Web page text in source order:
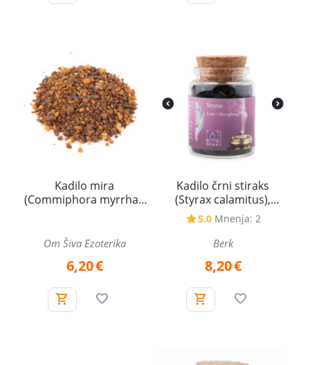
Kadilo mira
(Commiphora myrrha),
Om Šiva Ezoterika
6,20€
Kadilo črni stiraks
(Styrax calamitus),
smola – 60 ml
5.0 Mnenja: 2
Berk
8,20€